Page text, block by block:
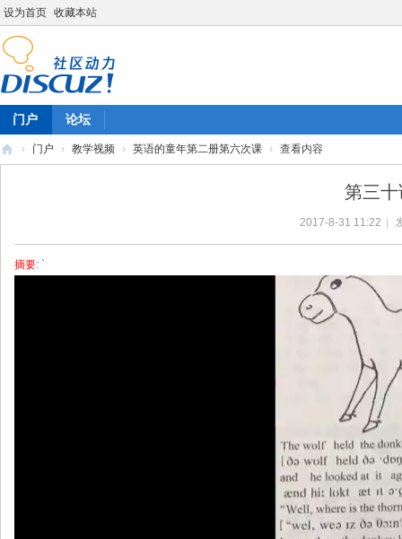
设为首页 收藏本站
门户 论坛
› 门户 › 教学视频 › 英语的童年第二册第六次课 › 查看内容
第三
2017-8-31 11:22
摘要: `